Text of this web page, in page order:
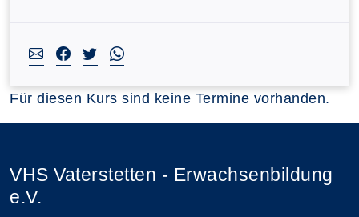
Für diesen Kurs sind keine Termine vorhanden.
VHS Vaterstetten - Erwachsenbildung
e.V.